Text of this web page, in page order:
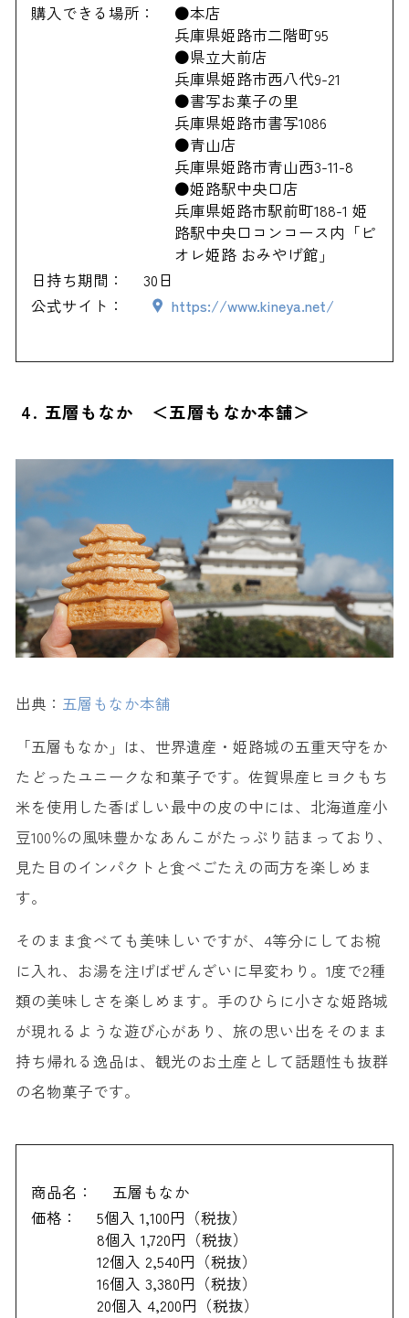
購入できる場所：
●本店
兵庫県姫路市二階町95
●県立大前店
兵庫県姫路市西八代9-21
●書写お菓子の里
兵庫県姫路市書写1086
●青山店
兵庫県姫路市青山西3-11-8
●姫路駅中央口店
兵庫県姫路市駅前町188-1 姫
路駅中央口コンコース内「ピ
オレ姫路 おみやげ館」
日持ち期間：
30日
公式サイト：
https://www.kineya.net/
4. 五層もなか ＜五層もなか本舗＞
出典： 五層もなか本舗
「五層もなか」は、世界遺産・姫路城の五重天守をか
たどったユニークな和菓子です。佐賀県産ヒヨクもち
米を使用した香ばしい最中の皮の中には、北海道産小
豆100％の風味豊かなあんこがたっぷり詰まっており、
見た目のインパクトと食べごたえの両方を楽しめま
す。
そのまま食べても美味しいですが、4等分にしてお椀
に入れ、お湯を注げばぜんざいに早変わり。1度で2種
類の美味しさを楽しめます。手のひらに小さな姫路城
が現れるような遊び心があり、旅の思い出をそのまま
持ち帰れる逸品は、観光のお土産として話題性も抜群
の名物菓子です。
商品名：
五層もなか
価格：
5個入 1,100円（税抜）
8個入 1,720円（税抜）
12個入 2,540円（税抜）
16個入 3,380円（税抜）
20個入 4,200円（税抜）